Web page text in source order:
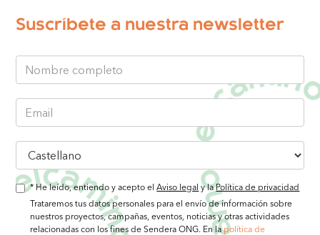
Suscríbete a nuestra newsletter
* He leído, entiendo y acepto elAviso legal y laPolítica de privacidad
Trataremos tus datos personales para el envío de información sobre
nuestros proyectos, campañas, eventos, noticias y otras actividades
relacionadas con los fines de Sendera ONG. En lapolítica de